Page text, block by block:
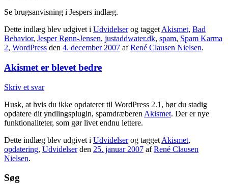
Se brugsanvisning i Jespers indlæg.
Dette indlæg blev udgivet i Udvidelserog tagget Akismet, Bad
Behavior, Jesper Rønn-Jensen, justaddwater.dk, spam, Spam Karma
2, WordPress den 4. december 2007 afRené Clausen Nielsen.
Akismet er blevet bedre
Skriv et svar
Husk, at hvis du ikke opdaterer til WordPress 2.1, bør du stadig
opdatere dit yndlingsplugin, spamdræberen Akismet. Der er nye
funktionaliteter, som gør livet endnu lettere.
Dette indlæg blev udgivet i Udvidelserog tagget Akismet,
opdatering, Udvidelserden 25. januar 2007 afRené Clausen
Nielsen.
Søg